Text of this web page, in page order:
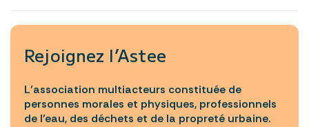
Rejoignez l’Astee
L’association multiacteurs constituée de
personnes morales et physiques, professionnels
de l’eau, des déchets et de la propreté urbaine.